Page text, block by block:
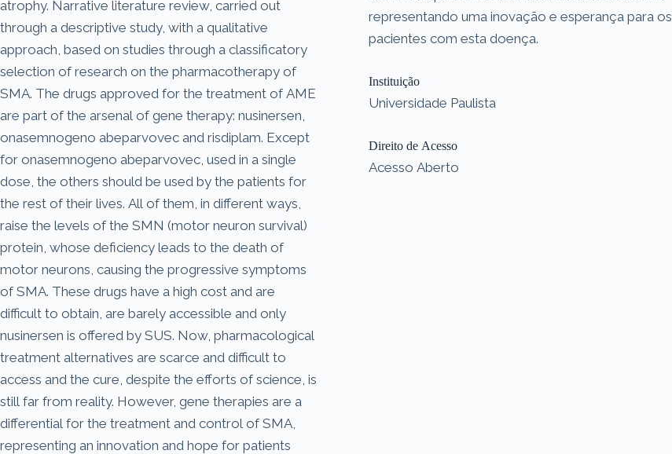
atrophy. Narrative literature review, carried out
through a descriptive study, with a qualitative
approach, based on studies through a classificatory
selection of research on the pharmacotherapy of
SMA. The drugs approved for the treatment of AME
are part of the arsenal of gene therapy: nusinersen,
onasemnogeno abeparvovec and risdiplam. Except
for onasemnogeno abeparvovec, used in a single
dose, the others should be used by the patients for
the rest of their lives. All of them, in different ways,
raise the levels of the SMN (motor neuron survival)
protein, whose deficiency leads to the death of
motor neurons, causing the progressive symptoms
of SMA. These drugs have a high cost and are
difficult to obtain, are barely accessible and only
nusinersen is offered by SUS. Now, pharmacological
treatment alternatives are scarce and difficult to
access and the cure, despite the efforts of science, is
still far from reality. However, gene therapies are a
differential for the treatment and control of SMA,
representing an innovation and hope for patients
representando uma inovação e esperança para os
pacientes com esta doença.
Instituição
Universidade Paulista
Direito de Acesso
Acesso Aberto